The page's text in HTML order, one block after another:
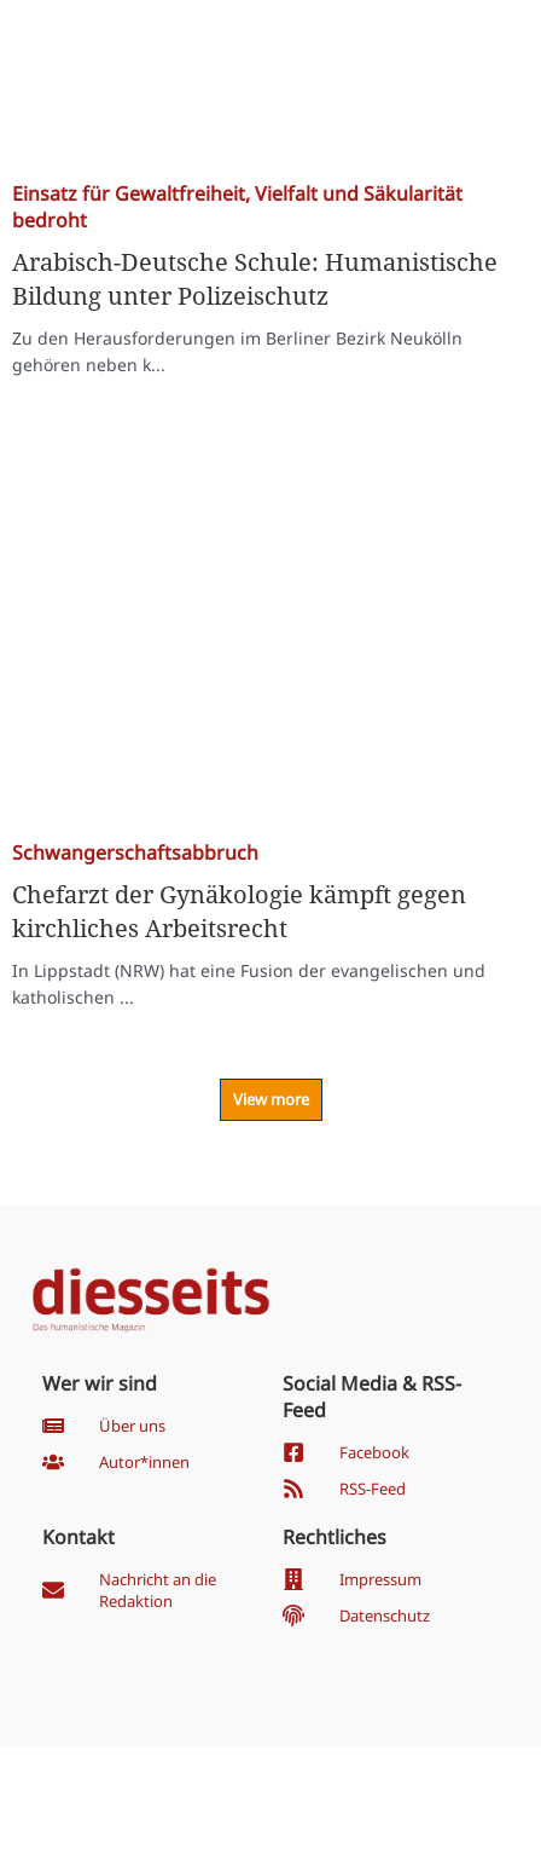
Einsatz für Gewaltfreiheit, Vielfalt und Säkularität
bedroht
Arabisch-Deutsche Schule: Humanistische
Bildung unter Polizeischutz
Zu den Herausforderungen im Berliner Bezirk Neukölln
gehören neben k...
Schwangerschaftsabbruch
Chefarzt der Gynäkologie kämpft gegen
kirchliches Arbeitsrecht
In Lippstadt (NRW) hat eine Fusion der evangelischen und
katholischen ...
View more
Wer wir sind
Über uns
Autor*innen
Social Media & RSS-
Feed
Facebook
RSS-Feed
Kontakt
Nachricht an die
Redaktion
Rechtliches
Impressum
Datenschutz